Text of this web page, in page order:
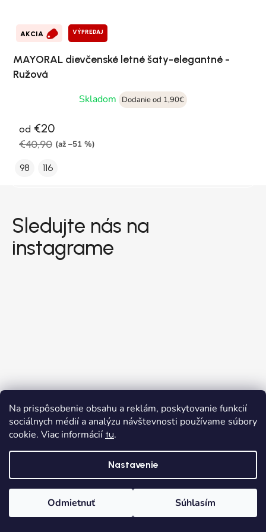
Na prispôsobenie obsahu a reklám, poskytovanie funkcií
sociálnych médií a analýzu návštevnosti používame súbory
cookie. Viac informácií tu.
Nastavenie
Odmietnuť Súhlasím
AKCIA VÝPREDAJ
MAYORAL dievčenské letné šaty-elegantné -
Ružová
Skladom
Dodanie od 1,90€
od €20
€40,90 (až –51 %)
98 116
Sledujte nás na
instagrame